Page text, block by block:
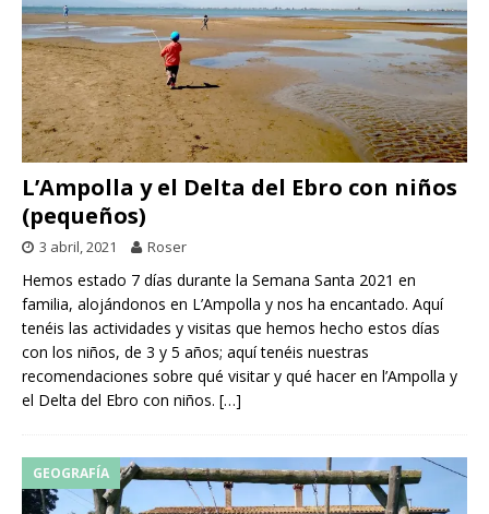
L’Ampolla y el Delta del Ebro con niños
(pequeños)
3 abril, 2021 Roser
Hemos estado 7 días durante la Semana Santa 2021 en
familia, alojándonos en L’Ampolla y nos ha encantado. Aquí
tenéis las actividades y visitas que hemos hecho estos días
con los niños, de 3 y 5 años; aquí tenéis nuestras
recomendaciones sobre qué visitar y qué hacer en l’Ampolla y
el Delta del Ebro con niños. […]
GEOGRAFÍA